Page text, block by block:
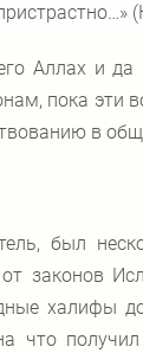
Аллах и да
пока эти
в
был
законов
халифы
что